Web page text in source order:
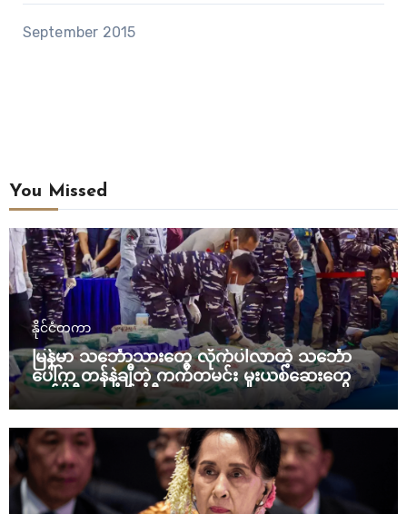
September 2015
You Missed
နိုင်ငံတကာ
မြန်မာ သင်္ဘောသားတွေ လိုက်ပါလာတဲ့ သင်္ဘော
ပေါ်က တန်နဲ့ချီတဲ့ ကက်တမင်း မူးယစ်ဆေးတွေကို
အင်ဒိုနီးရှား ဖမ်းဆီး